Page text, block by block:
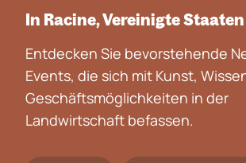
In Racine, Vereinigte Staaten
Entdecken Sie bevorstehende
Events, die sich mit Kunst,
Geschäftsmöglichkeiten in der
Landwirtschaft befassen.